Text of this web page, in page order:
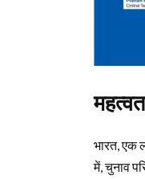
भारत, एक
में, चुनाव